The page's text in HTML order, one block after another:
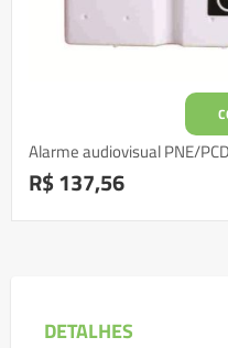
Alarme audiovisual PNE/
R$ 137,56
DETALHES